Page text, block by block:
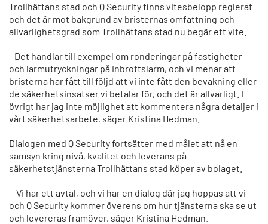
Trollhättans stad och Q Security finns vitesbelopp reglerat
och det är mot bakgrund av bristernas omfattning och
allvarlighetsgrad som Trollhättans stad nu begär ett vite.
- Det handlar till exempel om ronderingar på fastigheter
och larmutryckningar på inbrottslarm, och vi menar att
bristerna har fått till följd att vi inte fått den bevakning eller
de säkerhetsinsatser vi betalar för, och det är allvarligt. I
övrigt har jag inte möjlighet att kommentera några detaljer i
vårt säkerhetsarbete, säger Kristina Hedman.
Dialogen med Q Security fortsätter med målet att nå en
samsyn kring nivå, kvalitet och leverans på
säkerhetstjänsterna Trollhättans stad köper av bolaget.
- Vi har ett avtal, och vi har en dialog där jag hoppas att vi
och Q Security kommer överens om hur tjänsterna ska se ut
och levereras framöver, säger Kristina Hedman.